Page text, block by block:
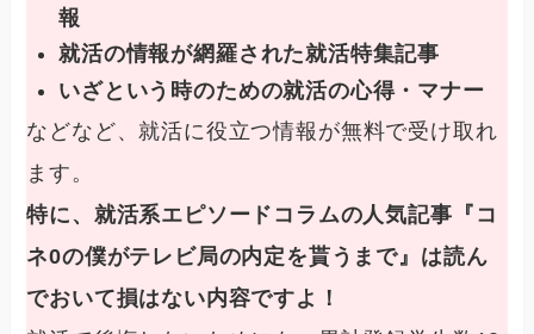
報
就活の情報が網羅された就活特集記事
いざという時のための就活の心得・マナー
などなど、就活に役立つ情報が無料で受け取れ
ます。
特に、就活系エピソードコラムの人気記事『コ
ネ0の僕がテレビ局の内定を貰うまで』は読ん
でおいて損はない内容ですよ！